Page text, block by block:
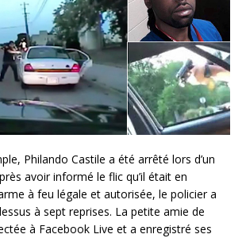
Philando Castile a été arrêté lors d’un
avoir informé le flic qu’il était en
à feu légale et autorisée, le policier a
à sept reprises. La petite amie de
à Facebook Live et a enregistré ses